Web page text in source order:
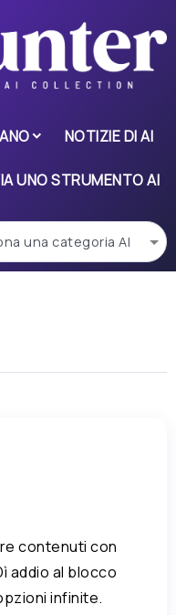
NOTIZIE DI AI
UNO STRUMENTO AI
contenuti con
addio al blocco
infinite.